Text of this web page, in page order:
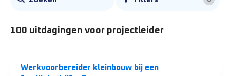
100 uitdagingen voor projectleider
Werkvoorbereider kleinbouw bij een